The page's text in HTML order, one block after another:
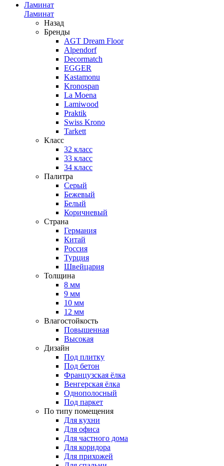
Ламинат
Ламинат
Назад
Бренды
AGT Dream Floor
Alpendorf
Decormatch
EGGER
Kastamonu
Kronospan
La Moena
Lamiwood
Praktik
Swiss Krono
Tarkett
Класс
32 класс
33 класс
34 класс
Палитра
Серый
Бежевый
Белый
Коричневый
Страна
Германия
Китай
Россия
Турция
Швейцария
Толщина
8 мм
9 мм
10 мм
12 мм
Влагостойкость
Повышенная
Высокая
Дизайн
Под плитку
Под бетон
Французская ёлка
Венгерская ёлка
Однополосный
Под паркет
По типу помещения
Для кухни
Для офиса
Для частного дома
Для коридора
Для прихожей